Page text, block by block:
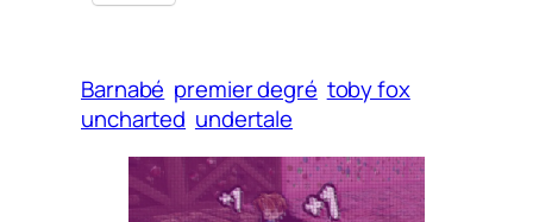
Barnabé premier degré toby fox
uncharted undertale